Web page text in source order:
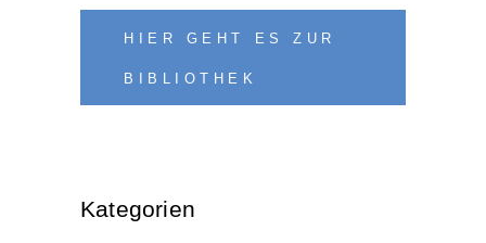
HIER GEHT ES ZUR
BIBLIOTHEK
Kate­go­rien